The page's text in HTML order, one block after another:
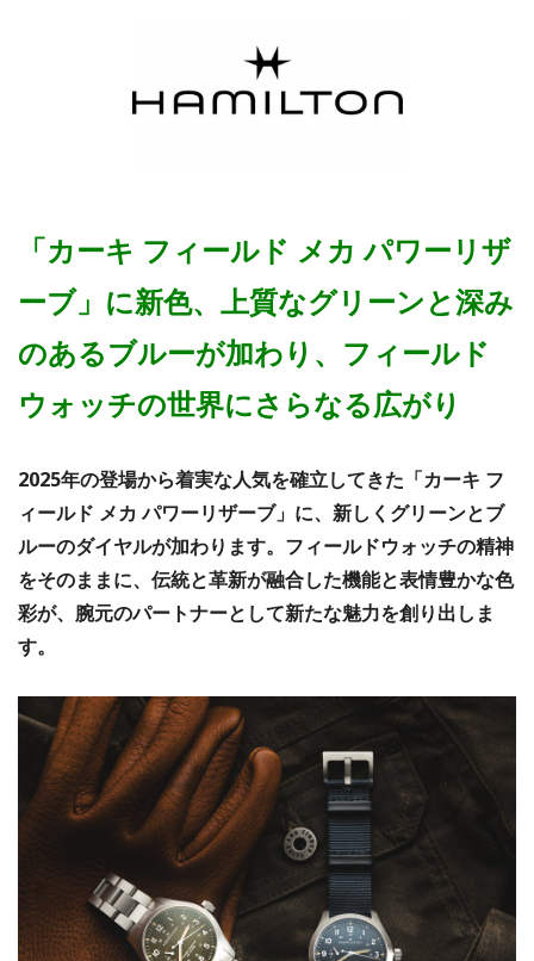
「カーキ フィールド メカ パワーリザ
ーブ」に新色、上質なグリーンと深み
のあるブルーが加わり、フィールド
ウォッチの世界にさらなる広がり
2025年の登場から着実な人気を確立してきた「カーキ フ
ィールド メカ パワーリザーブ」に、新しくグリーンとブ
ルーのダイヤルが加わります。フィールドウォッチの精神
をそのままに、伝統と革新が融合した機能と表情豊かな色
彩が、腕元のパートナーとして新たな魅力を創り出しま
す。